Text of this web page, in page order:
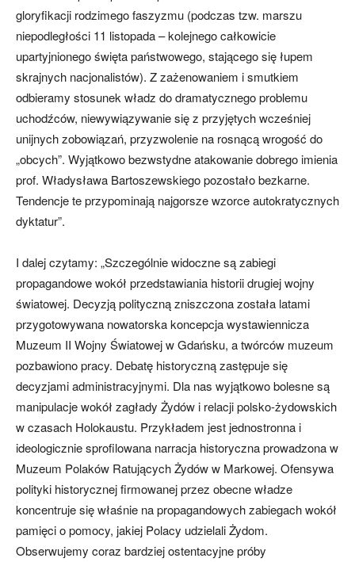
gloryfikacji rodzimego faszyzmu (podczas tzw. marszu
niepodległości 11 listopada – kolejnego całkowicie
upartyjnionego święta państwowego, stającego się łupem
skrajnych nacjonalistów). Z zażenowaniem i smutkiem
odbieramy stosunek władz do dramatycznego problemu
uchodźców, niewywiązywanie się z przyjętych wcześniej
unijnych zobowiązań, przyzwolenie na rosnącą wrogość do
„obcych”. Wyjątkowo bezwstydne atakowanie dobrego imienia
prof. Władysława Bartoszewskiego pozostało bezkarne.
Tendencje te przypominają najgorsze wzorce autokratycznych
dyktatur”.
I dalej czytamy: „Szczególnie widoczne są zabiegi
propagandowe wokół przedstawiania historii drugiej wojny
światowej. Decyzją polityczną zniszczona została latami
przygotowywana nowatorska koncepcja wystawiennicza
Muzeum II Wojny Światowej w Gdańsku, a twórców muzeum
pozbawiono pracy. Debatę historyczną zastępuje się
decyzjami administracyjnymi. Dla nas wyjątkowo bolesne są
manipulacje wokół zagłady Żydów i relacji polsko-żydowskich
w czasach Holokaustu. Przykładem jest jednostronna i
ideologicznie sprofilowana narracja historyczna prowadzona w
Muzeum Polaków Ratujących Żydów w Markowej. Ofensywa
polityki historycznej firmowanej przez obecne władze
koncentruje się właśnie na propagandowych zabiegach wokół
pamięci o pomocy, jakiej Polacy udzielali Żydom.
Obserwujemy coraz bardziej ostentacyjne próby